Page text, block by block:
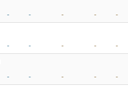
- - - -
-
- - - -
-
- - - -
-